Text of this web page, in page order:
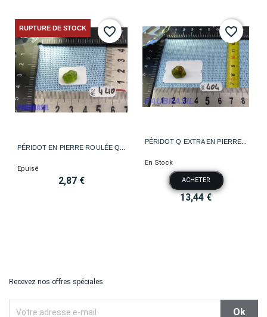
PÉRIDOT EN PIERRE ROULÉE Q...
Epuisé
2,87 €
RUPTURE DE STOCK favorite_border
PÉRIDOT Q EXTRA EN PIERRE...
En Stock
ACHETER
13,44 €
favorite_border
Recevez nos offres spéciales